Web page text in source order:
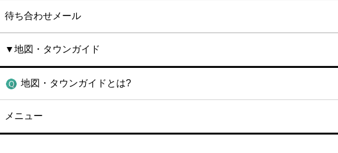
待ち合わせメール
▼地図・タウンガイド
地図・タウンガイドとは?
メニュー